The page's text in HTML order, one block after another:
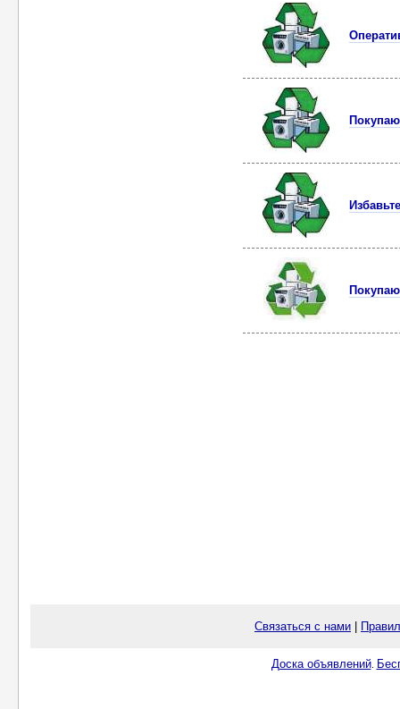
Связаться с нами
Доска объявлений.